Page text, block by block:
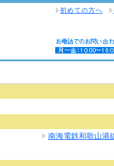
初めての方へ
南海電鉄和歌山港